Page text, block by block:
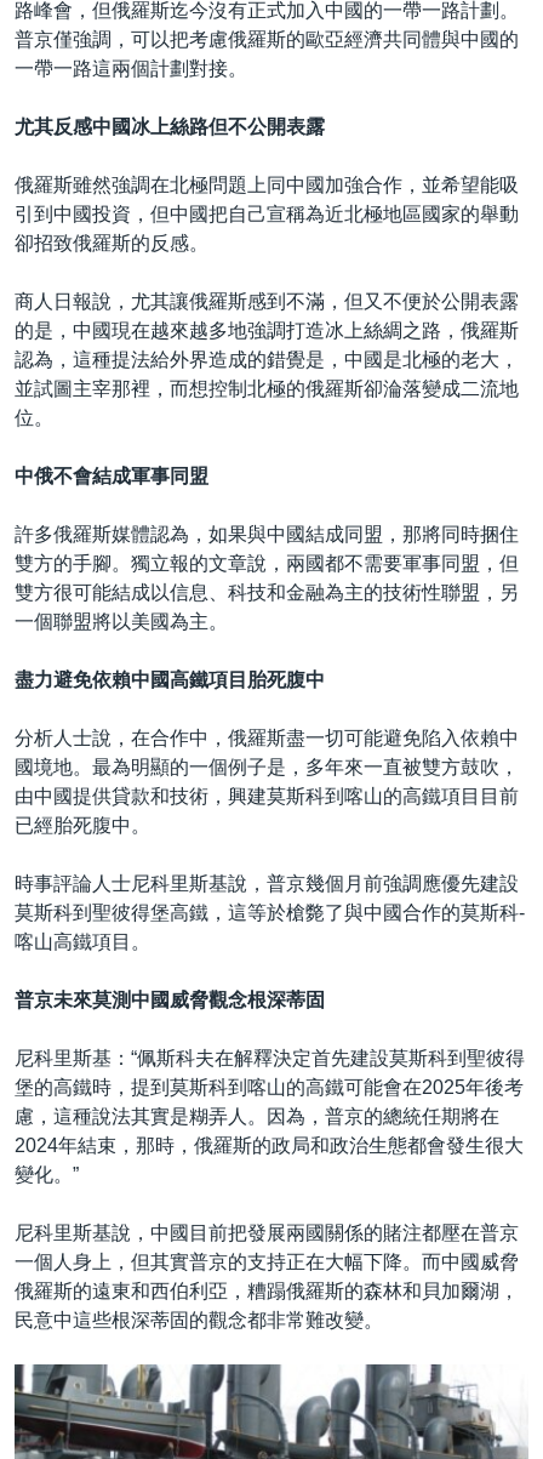
路峰會，但俄羅斯迄今沒有正式加入中國的一帶一路計劃。
普京僅強調，可以把考慮俄羅斯的歐亞經濟共同體與中國的
一帶一路這兩個計劃對接。
尤其反感中國冰上絲路但不公開表露
俄羅斯雖然強調在北極問題上同中國加強合作，並希望能吸
引到中國投資，但中國把自己宣稱為近北極地區國家的舉動
卻招致俄羅斯的反感。
商人日報說，尤其讓俄羅斯感到不滿，但又不便於公開表露
的是，中國現在越來越多地強調打造冰上絲綢之路，俄羅斯
認為，這種提法給外界造成的錯覺是，中國是北極的老大，
並試圖主宰那裡，而想控制北極的俄羅斯卻淪落變成二流地
位。
中俄不會結成軍事同盟
許多俄羅斯媒體認為，如果與中國結成同盟，那將同時捆住
雙方的手腳。獨立報的文章說，兩國都不需要軍事同盟，但
雙方很可能結成以信息、科技和金融為主的技術性聯盟，另
一個聯盟將以美國為主。
盡力避免依賴中國高鐵項目胎死腹中
分析人士說，在合作中，俄羅斯盡一切可能避免陷入依賴中
國境地。最為明顯的一個例子是，多年來一直被雙方鼓吹，
由中國提供貸款和技術，興建莫斯科到喀山的高鐵項目目前
已經胎死腹中。
時事評論人士尼科里斯基說，普京幾個月前強調應優先建設
莫斯科到聖彼得堡高鐵，這等於槍斃了與中國合作的莫斯科-
喀山高鐵項目。
普京未來莫測中國威脅觀念根深蒂固
尼科里斯基：“佩斯科夫在解釋決定首先建設莫斯科到聖彼得
堡的高鐵時，提到莫斯科到喀山的高鐵可能會在2025年後考
慮，這種說法其實是糊弄人。因為，普京的總統任期將在
2024年結束，那時，俄羅斯的政局和政治生態都會發生很大
變化。”
尼科里斯基說，中國目前把發展兩國關係的賭注都壓在普京
一個人身上，但其實普京的支持正在大幅下降。而中國威脅
俄羅斯的遠東和西伯利亞，糟蹋俄羅斯的森林和貝加爾湖，
民意中這些根深蒂固的觀念都非常難改變。